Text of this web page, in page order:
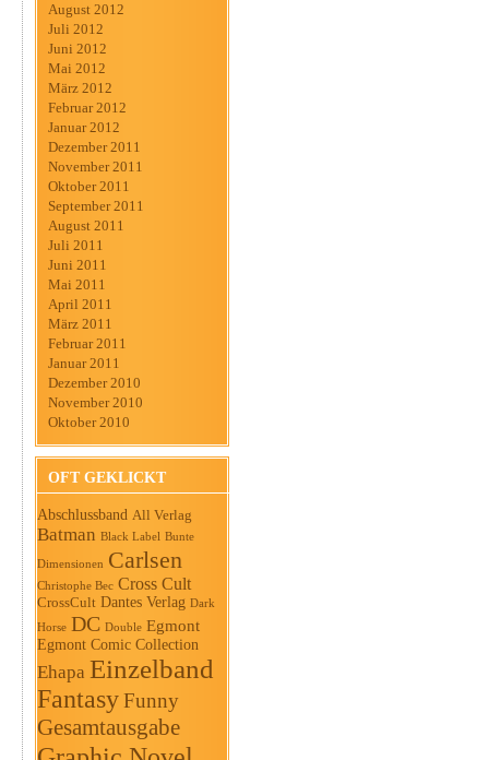
August 2012
Juli 2012
Juni 2012
Mai 2012
März 2012
Februar 2012
Januar 2012
Dezember 2011
November 2011
Oktober 2011
September 2011
August 2011
Juli 2011
Juni 2011
Mai 2011
April 2011
März 2011
Februar 2011
Januar 2011
Dezember 2010
November 2010
Oktober 2010
OFT GEKLICKT
Abschlussband All Verlag
Batman Black Label Bunte
Dimensionen Carlsen
Christophe Bec Cross Cult
CrossCult Dantes Verlag Dark
Horse DC Double Egmont
Egmont Comic Collection
Ehapa Einzelband
FantasyFunny
Gesamtausgabe